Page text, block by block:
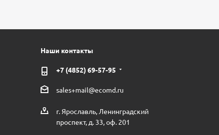
Наши контакты
+7 (4852) 69-57-95
sales+mail@ecomd.ru
г. Ярославль, Ленинградский
проспект, д. 33, оф. 201